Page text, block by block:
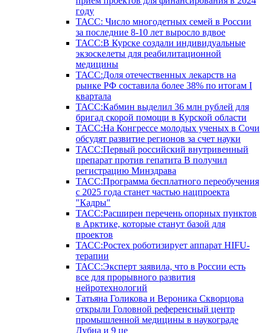
году
ТАСС: Число многодетных семей в России
за последние 8-10 лет выросло вдвое
ТАСС:В Курске создали индивидуальные
экзоскелеты для реабилитационной
медицины
ТАСС:Доля отечественных лекарств на
рынке РФ составила более 38% по итогам I
квартала
ТАСС:Кабмин выделил 36 млн рублей для
бригад скорой помощи в Курской области
ТАСС:На Конгрессе молодых ученых в Сочи
обсудят развитие регионов за счет науки
ТАСС:Первый российский внутривенный
препарат против гепатита В получил
регистрацию Минздрава
ТАСС:Программа бесплатного переобучения
с 2025 года станет частью нацпроекта
"Кадры"
ТАСС:Расширен перечень опорных пунктов
в Арктике, которые станут базой для
проектов
ТАСС:Ростех роботизирует аппарат HIFU-
терапии
ТАСС:Эксперт заявила, что в России есть
все для прорывного развития
нейротехнологий
Татьяна Голикова и Вероника Скворцова
открыли Головной референсный центр
промышленной медицины в наукограде
Дубна и 9 це